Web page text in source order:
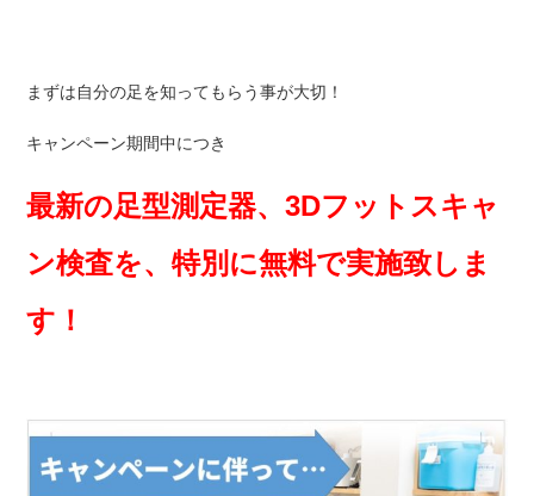
まずは自分の足を知ってもらう事が大切！
キャンペーン期間中につき
最新の足型測定器、3Dフットスキャ
ン検査を、特別に無料で実施致しま
す！